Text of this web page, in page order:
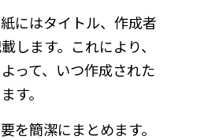
にはタイトル、作成者
します。これにより、
って、いつ作成された
す。
を簡潔にまとめます。